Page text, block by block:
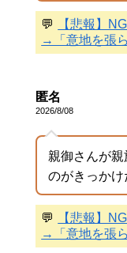
💬
【悲報】
→「意地を張
匿名
2026/8/08
親御さんが
のがきっかけ
💬
【悲報】
→「意地を張